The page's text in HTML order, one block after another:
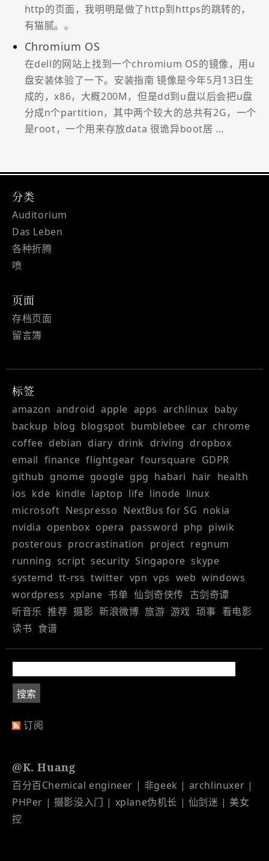
http的页面，我明明是做了http到https的跳转的，
有猫腻。。
Chromium OS
在dell的网站上找到一个chromium OS的镜像，用u
盘安装体验了一下。安装指南 镜像是今年5月13日生
成的，x86，大概200M，但是dd到u盘以后会把u盘
分成n个partition，其中两个较大的总共有2G，一个
是root，一个用来存放data 很诡异boot居 ...
分类
Auditorium
Das Leben
各种折腾
喷
页面
存档页面
留言簿
标签
amazon android apple apps archlinux baby
backup blog blogspot bumblebee car chrome
coffee debian diary drink driving dropbox
email finance flightgear foursquare GDPR
github gnome google gpg habari hair health
ios kde kindle laptop life linode linux
microsoft Nespresso NextBus for SG nokia
nvidia openbox opera password php piwik
posterous procrastination project regnum
running script security Singapore skype
systemd tt-rss twitter vpn vps web windows
wordpress xplane 书单 仙剑奇侠传 古剑奇谭
听音乐 推荐 摄影 新浪微博 旅游 游戏 琐事 看电影
读书 食谱
订阅
@K. Huang
百分百Chemical engineer | 非geek | archlinuxer |
PHPer | 摄影没入门 | xplane伪机长 | 仙剑迷 | 美女
控